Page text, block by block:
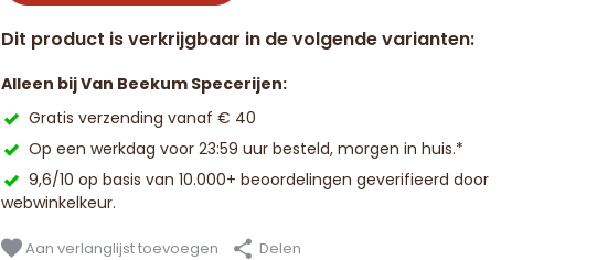
Dit product is verkrijgbaar in de volgende varianten:
Alleen bij Van Beekum Specerijen:
Gratis verzending vanaf € 40
Op een werkdag voor 23:59 uur besteld, morgen in huis.*
9,6/10 op basis van 10.000+ beoordelingen geverifieerd door
webwinkelkeur.
Aan verlanglijst toevoegen Delen